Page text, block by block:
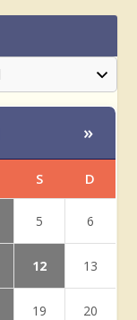
»
S D
5 6
12 13
19 20